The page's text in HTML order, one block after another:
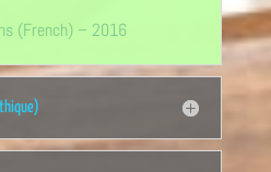
(French) – 2016